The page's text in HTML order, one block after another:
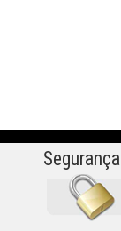
Segurança